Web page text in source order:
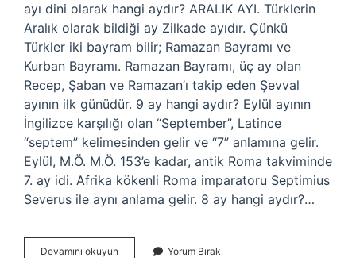
ayı dini olarak hangi aydır? ARALIK AYI. Türklerin
Aralık olarak bildiği ay Zilkade ayıdır. Çünkü
Türkler iki bayram bilir; Ramazan Bayramı ve
Kurban Bayramı. Ramazan Bayramı, üç ay olan
Recep, Şaban ve Ramazan’ı takip eden Şevval
ayının ilk günüdür. 9 ay hangi aydır? Eylül ayının
İngilizce karşılığı olan “September”, Latince
“septem” kelimesinden gelir ve “7” anlamına gelir.
Eylül, M.Ö. M.Ö. 153’e kadar, antik Roma takviminde
7. ay idi. Afrika kökenli Roma imparatoru Septimius
Severus ile aynı anlama gelir. 8 ay hangi aydır?…
Devamını okuyun Yorum Bırak